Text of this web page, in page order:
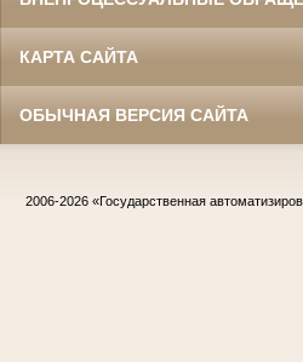
КАРТА САЙТА
ОБЫЧНАЯ ВЕРСИЯ САЙТА
2006-2026 «Государственная